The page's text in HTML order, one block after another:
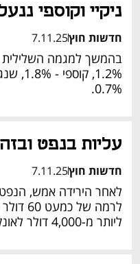
ניקיי וקוספי
חדשות חוץ7.11.25
0.7%.
עליות בנפט
חדשות חוץ7.11.25
ליותר מ-4,000 דולר לאונקיה.